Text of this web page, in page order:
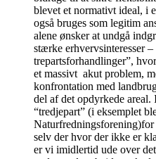
blevet et normativt ideal, i
også bruges som legitim
alene ønsker at undgå
stærke erhvervsinteresser
trepartsforhandlinger”,
et massivt akut problem,
konfrontation med
del af det opdyrkede areal.
“tredjepart” (i eksemplet
Naturfredningsforening)for
selv der hvor der ikke er
er vi imidlertid ude over